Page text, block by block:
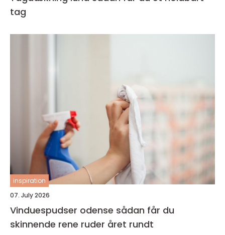
tag
inspiration
07. July 2026
Vinduespudser odense sådan får du
skinnende rene ruder året rundt